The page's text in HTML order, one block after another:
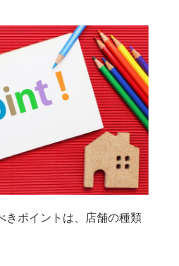
きポイントは、店舗の種類